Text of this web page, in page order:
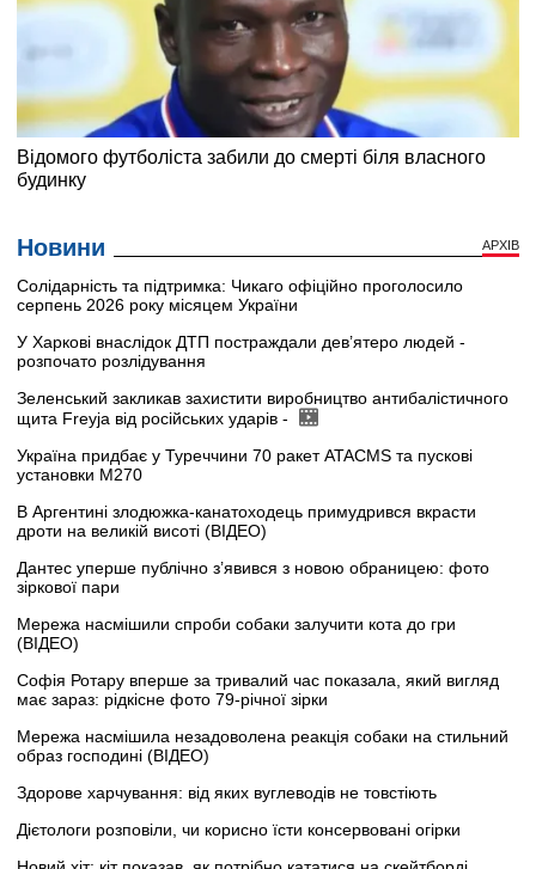
Новини АРХІВ
Солідарність та підтримка: Чикаго офіційно проголосило
серпень 2026 року місяцем України
У Харкові внаслідок ДТП постраждали дев’ятеро людей -
розпочато розлідування
Зеленський закликав захистити виробництво антибалістичного
щита Freyja від російських ударів -
Україна придбає у Туреччини 70 ракет ATACMS та пускові
установки M270
В Аргентині злодюжка-канатоходець примудрився вкрасти
дроти на великій висоті (ВІДЕО)
Дантес уперше публічно з’явився з новою обраницею: фото
зіркової пари
Мережа насмішили спроби собаки залучити кота до гри
(ВІДЕО)
Софія Ротару вперше за тривалий час показала, який вигляд
має зараз: рідкісне фото 79-річної зірки
Мережа насмішила незадоволена реакція собаки на стильний
образ господині (ВІДЕО)
Здорове харчування: від яких вуглеводів не товстіють
Дієтологи розповіли, чи корисно їсти консервовані огірки